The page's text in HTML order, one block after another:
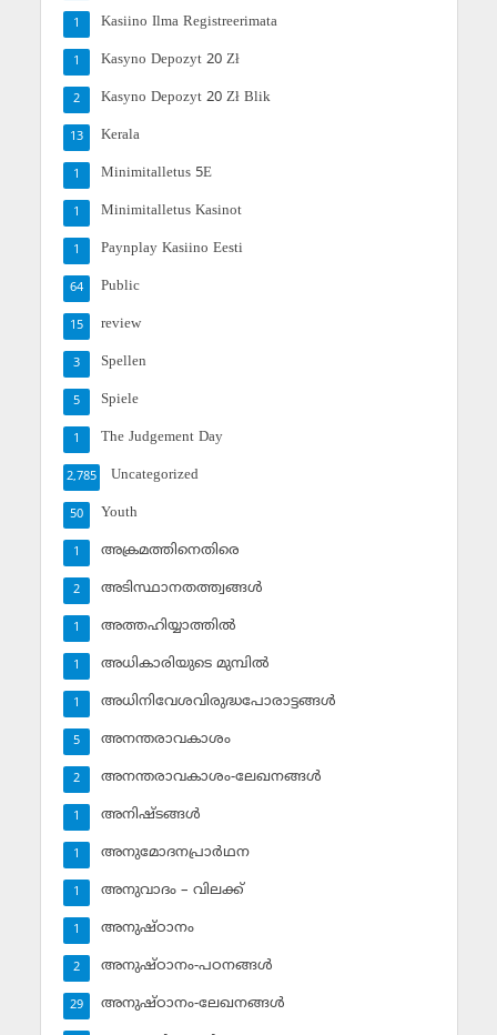
Kasiino Ilma Registreerimata
1
Kasyno Depozyt 20 Zł
1
Kasyno Depozyt 20 Zł Blik
2
Kerala
13
Minimitalletus 5E
1
Minimitalletus Kasinot
1
Paynplay Kasiino Eesti
1
Public
64
review
15
Spellen
3
Spiele
5
The Judgement Day
1
Uncategorized
2,785
Youth
50
അക്രമത്തിനെതിരെ
1
അടിസ്ഥാനതത്ത്വങ്ങള്‍
2
അത്തഹിയ്യാത്തില്‍
1
അധികാരിയുടെ മുമ്പില്‍
1
അധിനിവേശവിരുദ്ധപോരാട്ടങ്ങള്‍
1
അനന്തരാവകാശം
5
അനന്തരാവകാശം-ലേഖനങ്ങള്‍
2
അനിഷ്ടങ്ങള്‍
1
അനുമോദനപ്രാര്‍ഥന
1
അനുവാദം – വിലക്ക്‌
1
അനുഷ്ഠാനം
1
അനുഷ്ഠാനം-പഠനങ്ങള്‍
2
അനുഷ്ഠാനം-ലേഖനങ്ങള്‍
29